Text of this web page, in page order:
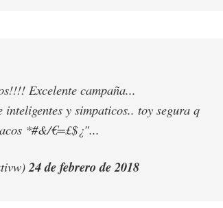
Excelente campaña...
y simpaticos.. toy segura q
*#&/€=£$¿"...
24 de febrero de 2018